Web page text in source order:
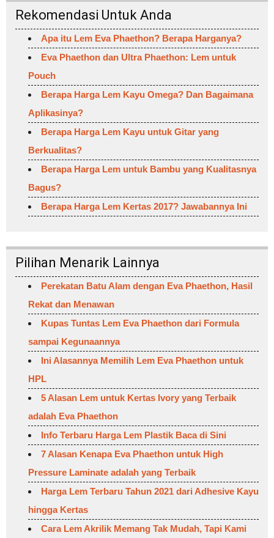
Rekomendasi Untuk Anda
Apa itu Lem Eva Phaethon? Berapa Harganya?
Eva Phaethon dan Ultra Phaethon: Lem untuk
Pouch
Berapa Harga Lem Kayu Omega? Dan Bagaimana
Aplikasinya?
Berapa Harga Lem Kayu untuk Gitar yang
Berkualitas?
Berapa Harga Lem untuk Bambu yang Kualitasnya
Bagus?
Berapa Harga Lem Kertas 2017? Jawabannya Ini
Pilihan Menarik Lainnya
Perekatan Batu Alam dengan Eva Phaethon, Hasil
Rekat dan Menawan
Kupas Tuntas Lem Eva Phaethon dari Formula
sampai Kegunaannya
Ini Alasannya Memilih Lem Eva Phaethon untuk
HPL
5 Alasan Lem untuk Kertas Ivory yang Terbaik
adalah Eva Phaethon
Info Terbaru Harga Lem Plastik Baca di Sini
7 Alasan Kenapa Eva Phaethon untuk High
Pressure Laminate adalah yang Terbaik
Harga Lem Terbaru Tahun 2021 dari Adhesive Kayu
hingga Kertas
Cara Lem Akrilik Memang Tak Mudah, Tapi Kami